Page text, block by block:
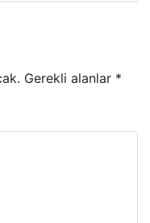
Gerekli alanlar *